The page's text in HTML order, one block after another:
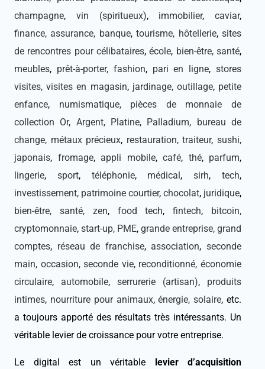
champagne, vin (spiritueux), immobilier, caviar,
finance, assurance, banque,tourisme, hôtellerie,sites
de rencontres pour célibataires,école, bien-être, santé,
meubles, prêt-à-porter, fashion, pari en ligne,stores
visites, visites en magasin, jardinage, outillage, petite
enfance, numismatique, pièces de monnaie de
collection Or, Argent, Platine, Palladium, bureau de
change, métaux précieux, restauration, traiteur,sushi,
japonais, fromage, appli mobile, café, thé, parfum,
lingerie, sport, téléphonie, médical,sirh,tech,
investissement, patrimoine courtier, chocolat, juridique,
bien-être, santé, zen, food tech,fintech, bitcoin,
cryptomonnaie, start-up, PME, grande entreprise, grand
comptes, réseau de franchise, association,seconde
main, occasion, seconde vie, reconditionné, économie
circulaire, automobile, serrurerie (artisan), produits
intimes, nourriture pour animaux,énergie, solaire, etc.
a toujours apporté des résultats très intéressants. Un
véritable levier de croissance pour votre entreprise.
Le digital est un véritable levier d’acquisition